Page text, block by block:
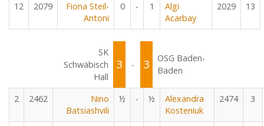
12 2079
Fiona Steil-
Antoni
0 - 1
Algi
Acarbay
2029 13
SK
Schwäbisch
Hall
3 - 3
OSG Baden-
Baden
2 2462
Nino
Batsiashvili
½ - ½
Alexandra
Kosteniuk
2474 3